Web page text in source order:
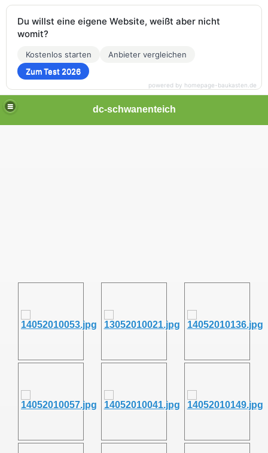
dc-schwanenteich
Du willst eine eigene Website, weißt aber nicht
womit?
Kostenlos starten
Anbieter vergleichen
Zum Test 2026
powered by homepage-baukasten.de